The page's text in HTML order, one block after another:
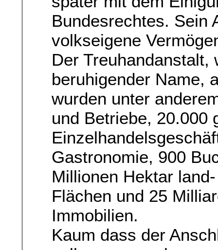
Bundesrechtes. Sein
volkseigene
Der Treuhandanstalt,
beruhigender Name,
wurden unter
und Betriebe, 20.000
Gastronomie, 900
Millionen Hektar
Flächen und 25
Immobilien.
Kaum dass der